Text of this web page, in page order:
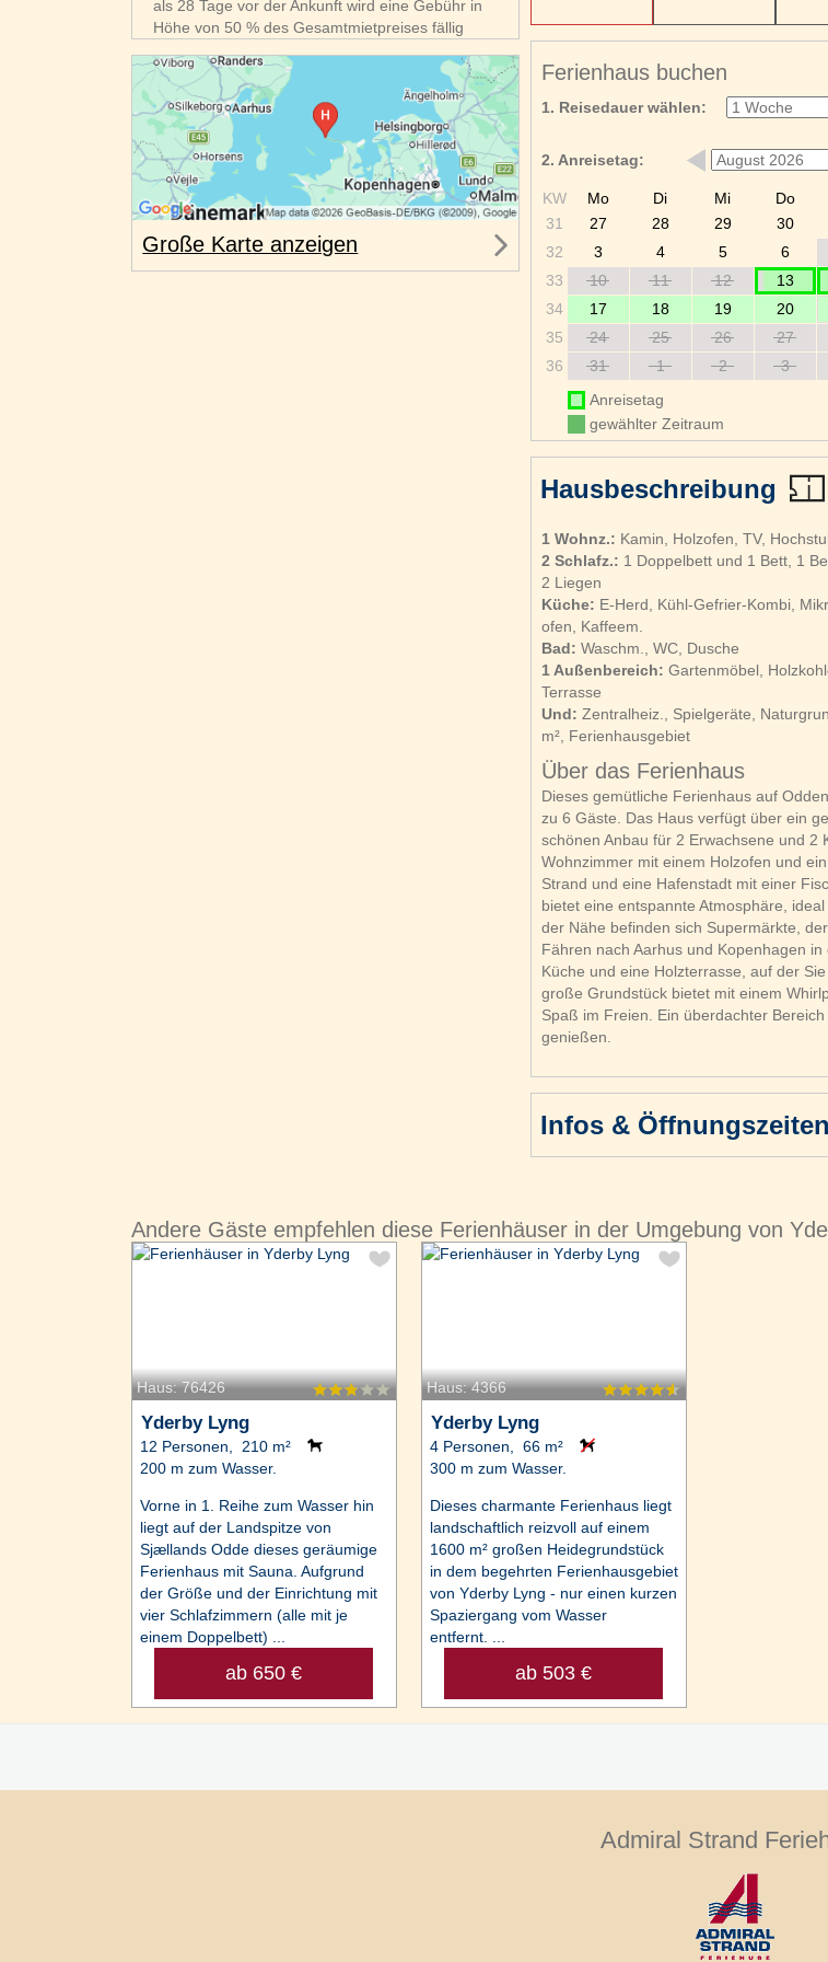
Ferienhaus buchen
1. Reisedauer wählen:
2. Anreisetag:
KW Mo Di Mi Do
31
27 28 29 30
32
3 4 5 6
33
10 11 12 13
34
17 18 19 20
35
24 25 26 27
36
31 1 2 3
Anreisetag
gewählter Zeitraum
Hausbeschreibung
1 Wohnz.: Kamin, Holzofen, TV,
2 Schlafz.: 1 Doppelbett und 1 Bett, 1
2 Liegen
Küche: E-Herd, Kühl-Gefrier-Kombi,
ofen, Kaffeem.
Bad: Waschm., WC, Dusche
1 Außenbereich: Gartenmöbel,
Terrasse
Und: Zentralheiz., Spielgeräte,
m², Ferienhausgebiet
Über das Ferienhaus
Dieses gemütliche Ferienhaus auf
zu 6 Gäste. Das Haus verfügt über ein
schönen Anbau für 2 Erwachsene und 2
Wohnzimmer mit einem Holzofen und
Strand und eine Hafenstadt mit einer
bietet eine entspannte Atmosphäre,
der Nähe befinden sich Supermärkte,
Fähren nach Aarhus und Kopenhagen
Küche und eine Holzterrasse, auf der
große Grundstück bietet mit einem
Spaß im Freien. Ein überdachter
genießen.
Infos & Öffnungszeiten
als 28 Tage vor der Ankunft wird eine Gebühr in
Höhe von 50 % des Gesamtmietpreises fällig
Große Karte anzeigen
Andere Gäste empfehlen diese Ferienhäuser in der Umgebung von
Haus: 76426
Yderby Lyng
12 Personen, 210 m²
200 m zum Wasser.
Vorne in 1. Reihe zum Wasser hin
liegt auf der Landspitze von
Sjællands Odde dieses geräumige
Ferienhaus mit Sauna. Aufgrund
der Größe und der Einrichtung mit
vier Schlafzimmern (alle mit je
einem Doppelbett) ...
ab 650 €
Haus: 4366
Yderby Lyng
4 Personen, 66 m²
300 m zum Wasser.
Dieses charmante Ferienhaus liegt
landschaftlich reizvoll auf einem
1600 m² großen Heidegrundstück
in dem begehrten Ferienhausgebiet
von Yderby Lyng - nur einen kurzen
Spaziergang vom Wasser
entfernt. ...
ab 503 €
Admiral Strand